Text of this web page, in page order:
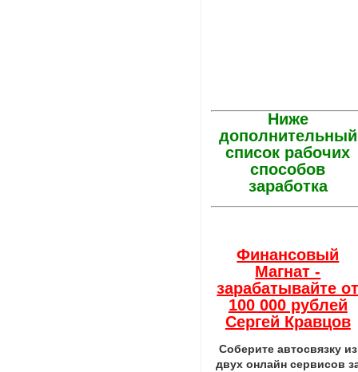
Ниже
дополнительный
список рабочих
способов
заработка
Финансовый
Магнат -
зарабатывайте
100 000 рублей
Сергей Кравцов
Соберите автосвязку из
двух онлайн сервисов